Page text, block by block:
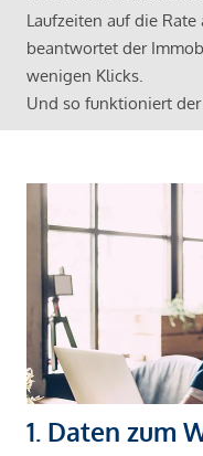
Laufzeiten auf die Rate
beantwortet der
wenigen Klicks.
Und so funktioniert
1. Daten zum